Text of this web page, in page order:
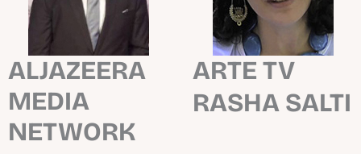
ALJAZEERA
MEDIA
NETWORK
ARTE TV
RASHA SALTI